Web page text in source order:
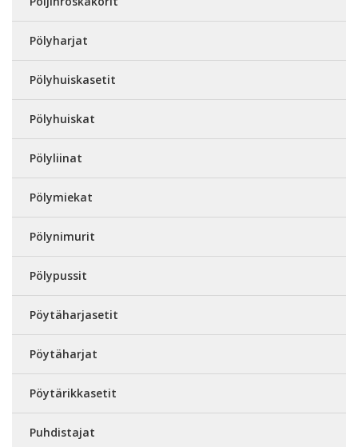
Pölyharjat
Pölyhuiskasetit
Pölyhuiskat
Pölyliinat
Pölymiekat
Pölynimurit
Pölypussit
Pöytäharjasetit
Pöytäharjat
Pöytärikkasetit
Puhdistajat